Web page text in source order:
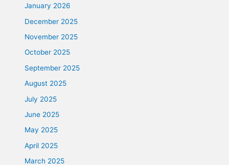
January 2026
December 2025
November 2025
October 2025
September 2025
August 2025
July 2025
June 2025
May 2025
April 2025
March 2025